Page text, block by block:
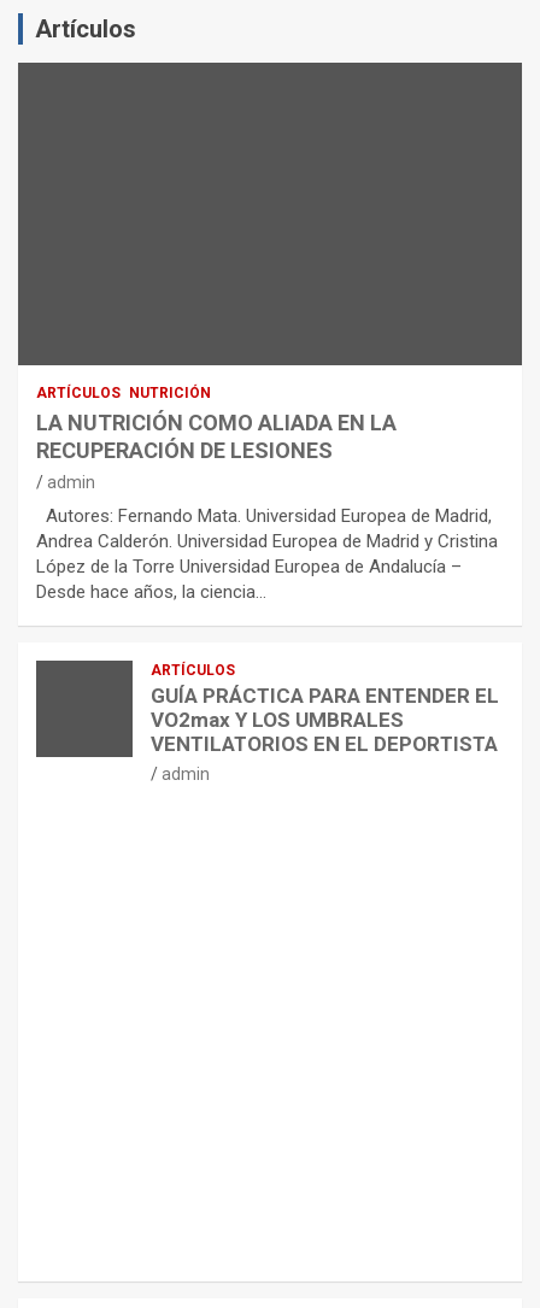
Artículos
ARTÍCULOS NUTRICIÓN
LA NUTRICIÓN COMO ALIADA EN LA
RECUPERACIÓN DE LESIONES
admin
Autores: Fernando Mata. Universidad Europea de Madrid,
Andrea Calderón. Universidad Europea de Madrid y Cristina
López de la Torre Universidad Europea de Andalucía –
Desde hace años, la ciencia…
ARTÍCULOS
GUÍA PRÁCTICA PARA ENTENDER EL
VO2max Y LOS UMBRALES
VENTILATORIOS EN EL DEPORTISTA
admin
N